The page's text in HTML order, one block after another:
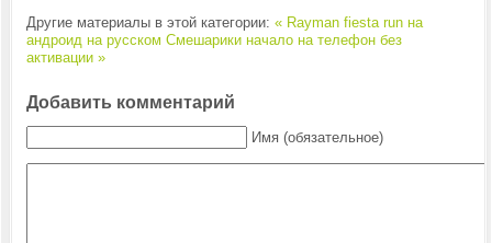
Другие материалы в этой категории: « Rayman fiesta run на
андроид на русском Смешарики начало на телефон без
активации »
Добавить комментарий
Имя (обязательное)